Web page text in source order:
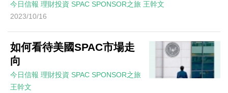
今日信報 理財投資 SPAC SPONSOR之旅 王幹文
2023/10/16
如何看待美國SPAC市場走
向
今日信報 理財投資 SPAC SPONSOR之旅
王幹文